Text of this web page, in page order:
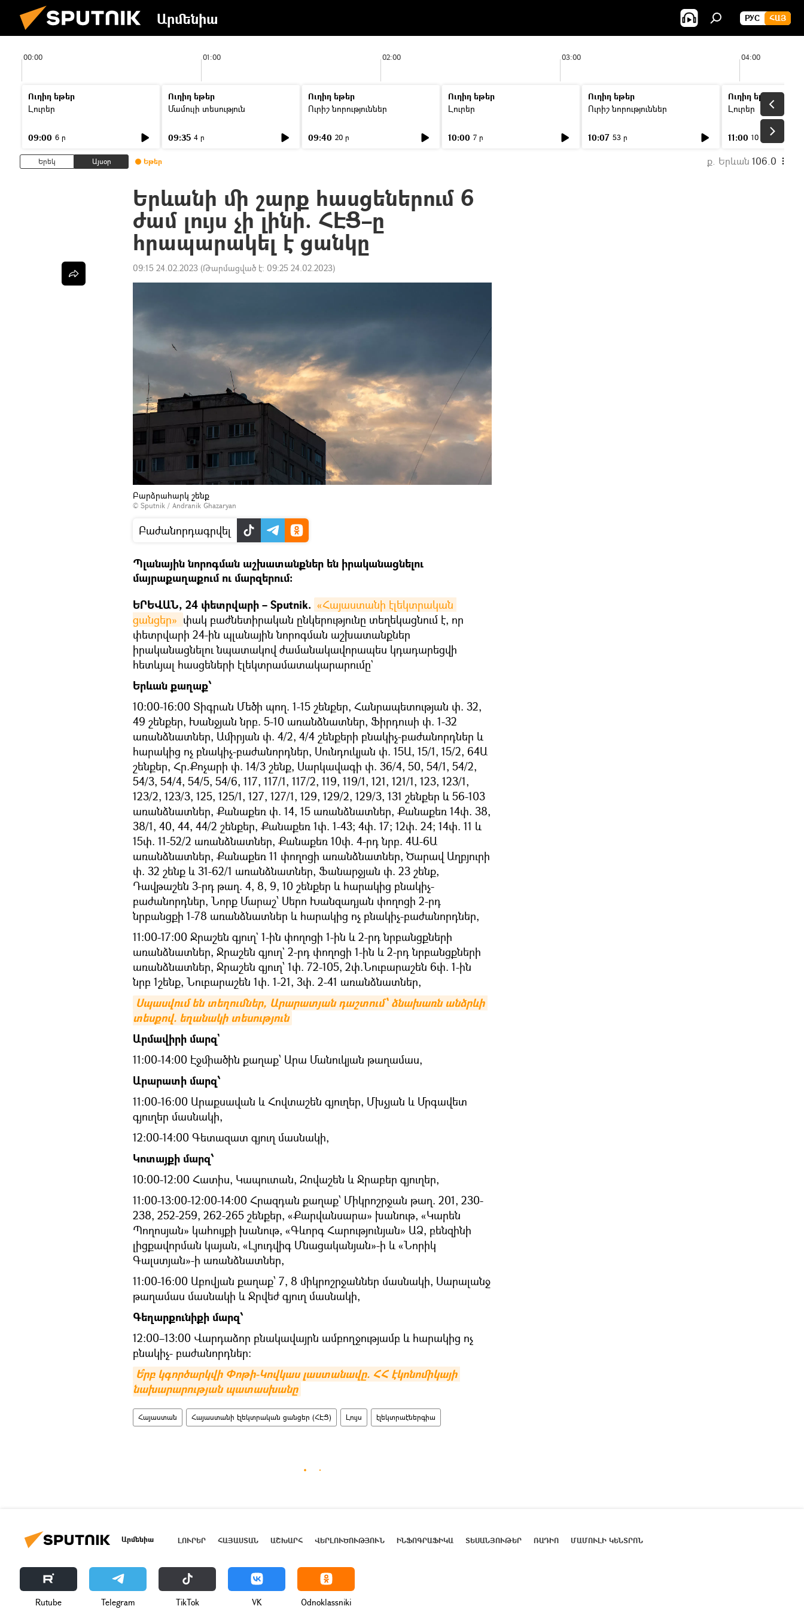
Արմենիա РУС ՀԱՅ
00:00 01:00 02:00 03:00 04:00
Ուղիղ եթեր
Լուրեր
09:00 6 ր
Ուղիղ եթեր
Մամուլի տեսություն
09:35 4 ր
Ուղիղ եթեր
Ուրիշ նորություններ
09:40 20 ր
Ուղիղ եթեր
Լուրեր
10:00 7 ր
Ուղիղ եթեր
Ուրիշ նորություններ
10:07 53 ր
Ուղիղ եթեր
Լուրեր
11:00 10 ր
Երեկ Այսօր Եթեր ք. Երևան 106.0
Երևանի մի շարք հասցեներում 6
ժամ լույս չի լինի. ՀԷՑ–ը
հրապարակել է ցանկը
09:15 24.02.2023 (Թարմացված է: 09:25 24.02.2023)
Բարձրահարկ շենք
© Sputnik / Andranik Ghazaryan
Բաժանորդագրվել
Պլանային նորոգման աշխատանքներ են իրականացնելու
մայրաքաղաքում ու մարզերում։
ԵՐԵՎԱՆ, 24 փետրվարի – Sputnik. «Հայաստանի էլեկտրական
ցանցեր» փակ բաժնետիրական ընկերությունը տեղեկացնում է, որ
փետրվարի 24-ին պլանային նորոգման աշխատանքներ
իրականացնելու նպատակով ժամանակավորապես կդադարեցվի
հետևյալ հասցեների էլեկտրամատակարարումը`
Երևան քաղաք՝
10:00-16:00 Տիգրան Մեծի պող. 1-15 շենքեր, Հանրապետության փ. 32,
49 շենքեր, Խանջյան նրբ. 5-10 առանձնատներ, Ֆիրդուսի փ. 1-32
առանձնատներ, Ամիրյան փ. 4/2, 4/4 շենքերի բնակիչ-բաժանորդներ և
հարակից ոչ բնակիչ-բաժանորդներ, Սունդուկյան փ. 15Ա, 15/1, 15/2, 64Ա
շենքեր, Հր.Քոչարի փ. 14/3 շենք, Սարկավագի փ. 36/4, 50, 54/1, 54/2,
54/3, 54/4, 54/5, 54/6, 117, 117/1, 117/2, 119, 119/1, 121, 121/1, 123, 123/1,
123/2, 123/3, 125, 125/1, 127, 127/1, 129, 129/2, 129/3, 131 շենքեր և 56-103
առանձնատներ, Քանաքեռ փ. 14, 15 առանձնատներ, Քանաքեռ 14փ. 38,
38/1, 40, 44, 44/2 շենքեր, Քանաքեռ 1փ. 1-43; 4փ. 17; 12փ. 24; 14փ. 11 և
15փ. 11-52/2 առանձնատներ, Քանաքեռ 10փ. 4-րդ նրբ. 4Ա-6Ա
առանձնատներ, Քանաքեռ 11 փողոցի առանձնատներ, Ծարավ Աղբյուրի
փ. 32 շենք և 31-62/1 առանձնատներ, Ֆանարջյան փ. 23 շենք,
Դավթաշեն 3-րդ թաղ. 4, 8, 9, 10 շենքեր և հարակից բնակիչ-
բաժանորդներ, Նորք Մարաշ՝ Սերո Խանզադյան փողոցի 2-րդ
նրբանցքի 1-78 առանձնատներ և հարակից ոչ բնակիչ-բաժանորդներ,
11:00-17:00 Ջրաշեն գյուղ` 1-ին փողոցի 1-ին և 2-րդ նրբանցքների
առանձնատներ, Ջրաշեն գյուղ` 2-րդ փողոցի 1-ին և 2-րդ նրբանցքների
առանձնատներ, Ջրաշեն գյուղ՝ 1փ. 72-105, 2փ.Նուբարաշեն 6փ. 1-ին
նրբ 1շենք, Նուբարաշեն 1փ. 1-21, 3փ. 2-41 առանձնատներ,
Սպասվում են տեղումներ, Արարատյան դաշտում՝ ձնախառն անձրևի
տեսքով. եղանակի տեսություն
Արմավիրի մարզ`
11:00-14:00 Էջմիածին քաղաք՝ Արա Մանուկյան թաղամաս,
Արարատի մարզ՝
11:00-16:00 Արաքսավան և Հովտաշեն գյուղեր, Մխչյան և Մրգավետ
գյուղեր մասնակի,
12:00-14:00 Գետազատ գյուղ մասնակի,
Կոտայքի մարզ՝
10:00-12:00 Հատիս, Կապուտան, Զովաշեն և Ջրաբեր գյուղեր,
11։00-13։00-12։00-14։00 Հրազդան քաղաք՝ Միկրոշրջան թաղ. 201, 230-
238, 252-259, 262-265 շենքեր, «Քարվանսարա» խանութ, «Կարեն
Պողոսյան» կահույքի խանութ, «Գևորգ Հարությունյան» ԱՁ, բենզինի
լիցքավորման կայան, «Լյուդվիգ Մնացականյան»-ի և «Նորիկ
Գալստյան»-ի առանձնատներ,
11:00-16:00 Աբովյան քաղաք՝ 7, 8 միկրոշրջաններ մասնակի, Սարալանջ
թաղամաս մասնակի և Ջրվեժ գյուղ մասնակի,
Գեղարքունիքի մարզ՝
12։00–13:00 Վարդաձոր բնակավայրն ամբողջությամբ և հարակից ոչ
բնակիչ- բաժանորդներ:
Ե՞րբ կգործարկվի Փոթի-Կովկաս լաստանավը. ՀՀ էկոնոմիկայի
նախարարության պատասխանը
Հայաստան Հայաստանի էլեկտրական ցանցեր (ՀԷՑ) Լույս էլեկտրաէներգիա
Արմենիա ԼՈՒՐԵՐ ՀԱՅԱՍՏԱՆ ԱՇԽԱՐՀ ՎԵՐԼՈՒԾՈՒԹՅՈՒՆ ԻՆՖՈԳՐԱՖԻԿԱ ՏԵՍԱՆՅՈՒԹԵՐ ՌԱԴԻՈ ՄԱՄՈՒԼԻ ԿԵՆՏՐՈՆ
Rutube Telegram ТikТоk VK Odnoklassniki